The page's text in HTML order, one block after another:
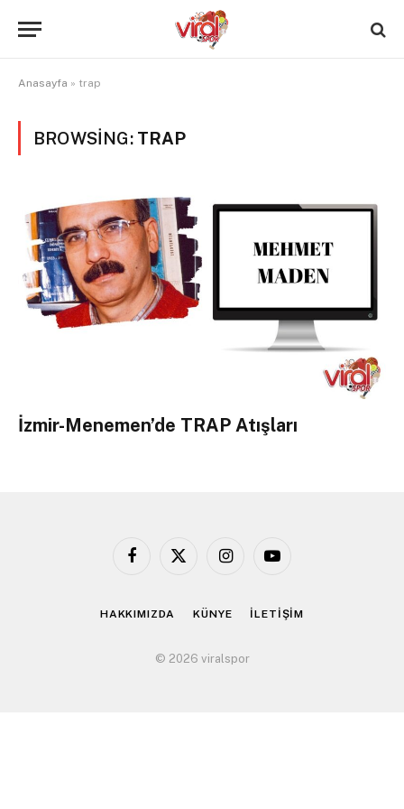
Anasayfa » trap
BROWSING: TRAP
İzmir-Menemen’de TRAP Atışları
Facebook
X
InstagramYouTube
HAKKIMIZDA KÜNYE İLETİŞİM
© 2026 viralspor